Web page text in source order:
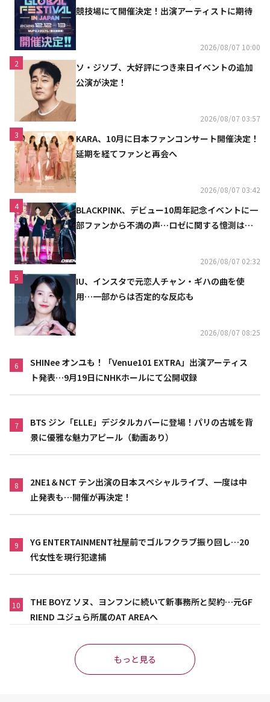
競技場にて開催決定！出演アーティストに期待
2026/08/07 10:00
2
ソ・ジソブ、大好評につき来日イベントの追加
公演が決定！
2026/08/07 03:57
3
KARA、10月に日本ファンコンサート開催決定！
延期を経てファンと再会へ
2026/08/07 03:42
4
BLACKPINK、デビュー10周年記念イベントに一
部ファンから不満の声…ロゼに関する憶測は否
2026/08/07 02:32
5
IU、インスタで元恋人チャン・ギハの曲を使
用…一部からは否定的な反応も
2026/08/07 08:25
6
SHINee オンユも！「Venue101 EXTRA」出演アーティス
ト発表…9月19日にNHKホールにて公開収録
7
BTS ジン「ELLE」デジタルカバーに登場！パリの古城を背
景に優雅な魅力アピール（動画あり）
8
2NE1＆NCT テン出演の日本スペシャルライブ、一度は中
止発表も…開催が再決定！
9
YG ENTERTAINMENT社屋前でゴルフクラブ振り回し…20
代女性を現行犯逮捕
10
THE BOYZ ソヌ、ヨンフンに続いて新事務所と契約…元GF
RIEND ユジュら所属のAT AREAへ
もっと見る